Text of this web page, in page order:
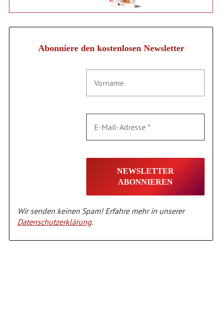
Abonniere den kostenlosen Newsletter
Wir senden keinen Spam! Erfahre mehr in unserer
Datenschutzerklärung.
Alternative: